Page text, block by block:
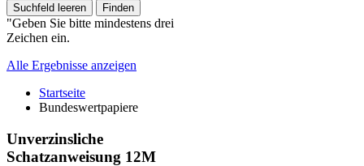
Suchfeld leeren Finden
"Geben Sie bitte mindestens drei
Zeichen ein.
Alle Ergebnisse anzeigen
Startseite
Bundeswertpapiere
Unverzinsliche
Schatzanweisung 12M